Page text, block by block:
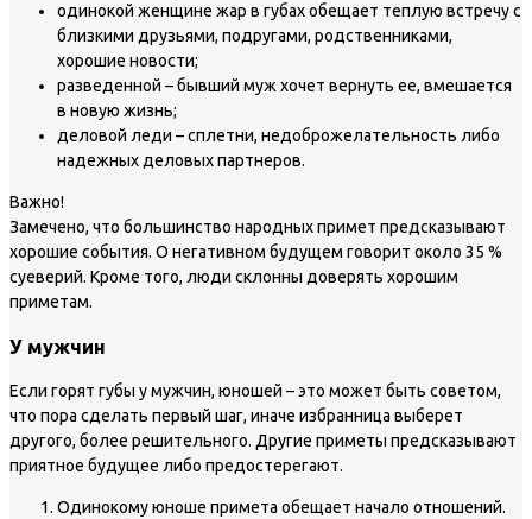
одинокой женщине жар в губах обещает теплую встречу с
близкими друзьями, подругами, родственниками,
хорошие новости;
разведенной – бывший муж хочет вернуть ее, вмешается
в новую жизнь;
деловой леди – сплетни, недоброжелательность либо
надежных деловых партнеров.
Важно!
Замечено, что большинство народных примет предсказывают
хорошие события. О негативном будущем говорит около 35 %
суеверий. Кроме того, люди склонны доверять хорошим
приметам.
У мужчин
Если горят губы у мужчин, юношей – это может быть советом,
что пора сделать первый шаг, иначе избранница выберет
другого, более решительного. Другие приметы предсказывают
приятное будущее либо предостерегают.
Одинокому юноше примета обещает начало отношений.